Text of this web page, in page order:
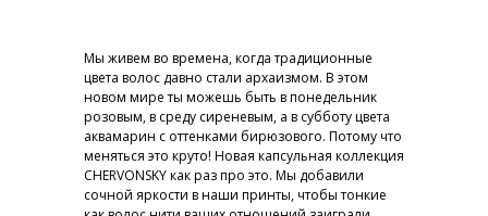
Мы живем во времена, когда традиционные
цвета волос давно стали архаизмом. В этом
новом мире ты можешь быть в понедельник
розовым, в среду сиреневым, а в субботу цвета
аквамарин с оттенками бирюзового. Потому что
меняться это круто! Новая капсульная коллекция
CHERVONSKY как раз про это. Мы добавили
сочной яркости в наши принты, чтобы тонкие